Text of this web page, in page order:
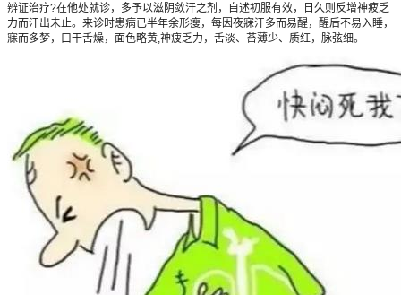
辨证治疗?在他处就诊，多予以滋阴敛汗之剂，自述初服有效，日久则反增神疲乏
力而汗出未止。来诊时患病已半年余形瘦，每因夜寐汗多而易醒，醒后不易入睡，
寐而多梦，口干舌燥，面色略黄,神疲乏力，舌淡、苔薄少、质红，脉弦细。